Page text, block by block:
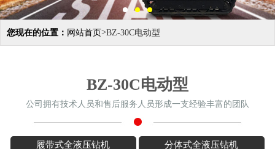
您现在的位置： 网站首页>BZ-30C电动型
BZ-30C电动型
公司拥有技术人员和售后服务人员形成一支经验丰富的团队
履带式全液压钻机 分体式全液压钻机